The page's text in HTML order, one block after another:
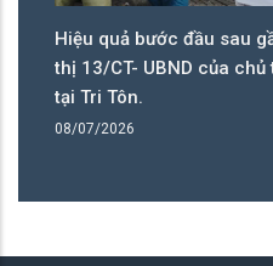
Hiệu quả bước đầu sau
thị 13/CT- UBND của
tại Tri Tôn.
08/07/2026